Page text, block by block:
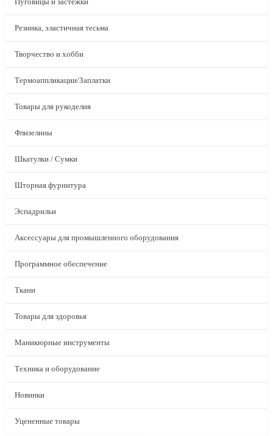
Резинка, эластичная тесьма
Творчество и хобби
Термоаппликации/Заплатки
Товары для рукоделия
Флизелины
Шкатулки / Сумки
Шторная фурнитура
Эспадрильи
Аксессуары для промышленного оборудования
Программное обеспечение
Ткани
Товары для здоровья
Маникюрные инструменты
Техника и оборудование
Новинки
Уцененные товары